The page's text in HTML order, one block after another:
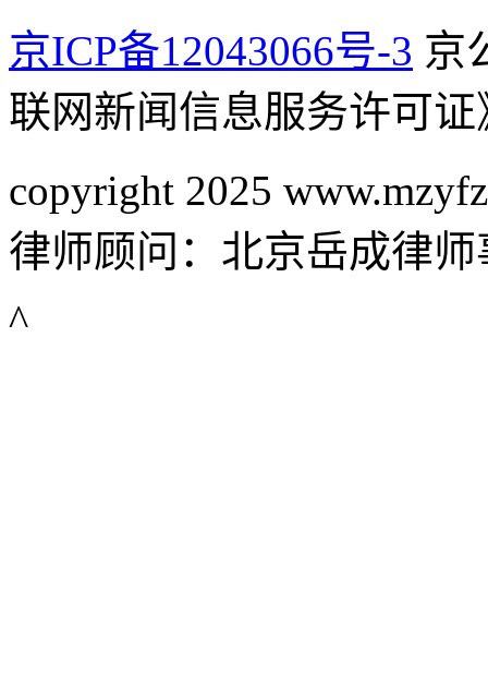
京ICP备12043066号-3 京
联网新闻信息服务许可证
copyright 2025
律师顾问：北京岳成律师
^